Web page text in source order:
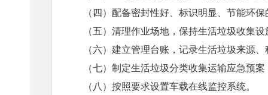
（四）配备密封性好、标识明显、节能环
（五）清理作业场地，保持生活垃圾收集
（六）建立管理台账，记录生活垃圾来源
（七）制定生活垃圾分类收集运输应急预
（八）按照要求设置车载在线监控系统。